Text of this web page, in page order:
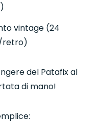
vintage (24
retro)
del Patafix al
di mano!